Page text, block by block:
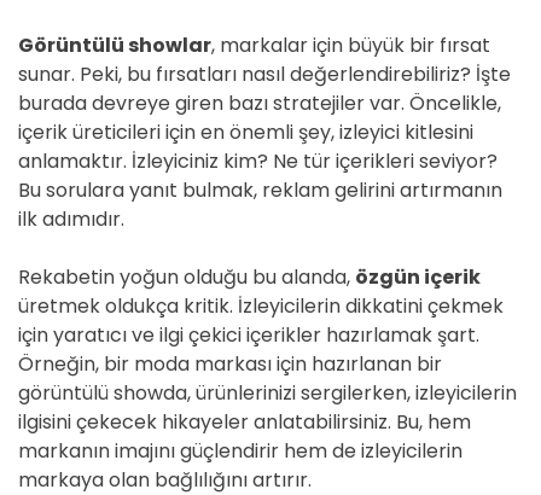
Görüntülü showlar, markalar için büyük bir fırsat
sunar. Peki, bu fırsatları nasıl değerlendirebiliriz? İşte
burada devreye giren bazı stratejiler var. Öncelikle,
içerik üreticileri için en önemli şey, izleyici kitlesini
anlamaktır. İzleyiciniz kim? Ne tür içerikleri seviyor?
Bu sorulara yanıt bulmak, reklam gelirini artırmanın
ilk adımıdır.
Rekabetin yoğun olduğu bu alanda, özgün içerik
üretmek oldukça kritik. İzleyicilerin dikkatini çekmek
için yaratıcı ve ilgi çekici içerikler hazırlamak şart.
Örneğin, bir moda markası için hazırlanan bir
görüntülü showda, ürünlerinizi sergilerken, izleyicilerin
ilgisini çekecek hikayeler anlatabilirsiniz. Bu, hem
markanın imajını güçlendirir hem de izleyicilerin
markaya olan bağlılığını artırır.